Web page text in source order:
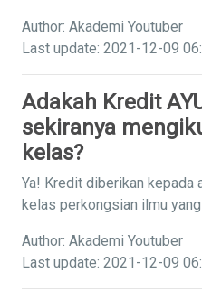
Author: Akademi Youtuber
Last update: 2021-12-09
Adakah Kredit
sekiranya
kelas?
Ya! Kredit diberikan kepada
kelas perkongsian ilmu yang
Author: Akademi Youtuber
Last update: 2021-12-09